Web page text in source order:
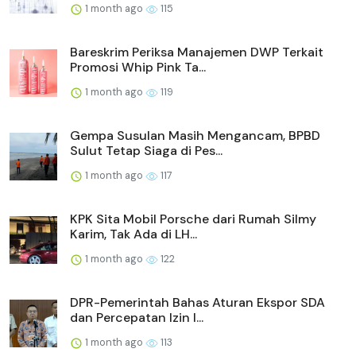
1 month ago 115
Bareskrim Periksa Manajemen DWP Terkait
Promosi Whip Pink Ta...
1 month ago 119
Gempa Susulan Masih Mengancam, BPBD
Sulut Tetap Siaga di Pes...
1 month ago 117
KPK Sita Mobil Porsche dari Rumah Silmy
Karim, Tak Ada di LH...
1 month ago 122
DPR-Pemerintah Bahas Aturan Ekspor SDA
dan Percepatan Izin I...
1 month ago 113